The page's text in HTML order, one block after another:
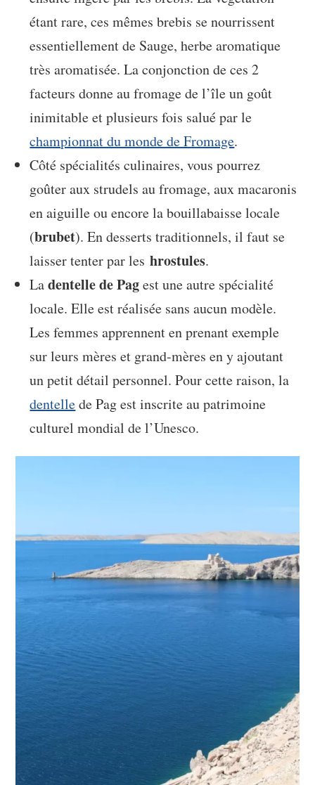
étant rare, ces mêmes brebis se nourrissent
essentiellement de Sauge, herbe aromatique
très aromatisée. La conjonction de ces 2
facteurs donne au fromage de l’île un goût
inimitable et plusieurs fois salué par le
championnat du monde de Fromage.
Côté spécialités culinaires, vous pourrez
goûter aux strudels au fromage, aux macaronis
en aiguille ou encore la bouillabaisse locale
(brubet). En desserts traditionnels, il faut se
laisser tenter par leshrostules.
Ladentelle de Pagest une autre spécialité
locale. Elle est réalisée sans aucun modèle.
Les femmes apprennent en prenant exemple
sur leurs mères et grand-mères en y ajoutant
un petit détail personnel. Pour cette raison, la
dentellede Pag est inscrite au patrimoine
culturel mondial de l’Unesco.